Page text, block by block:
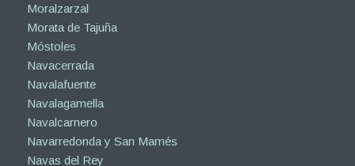
Moralzarzal
Morata de Tajuña
Móstoles
Navacerrada
Navalafuente
Navalagamella
Navalcarnero
Navarredonda y San Mamés
Navas del Rey